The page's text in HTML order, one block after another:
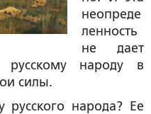
неопреде
ленность
не дает
русскому народу в
силы.
русского народа? Ее